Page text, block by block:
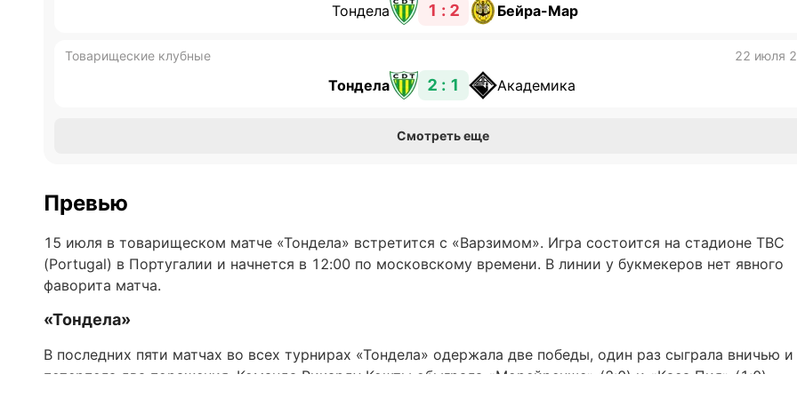
Тондела 1 : 2 Бейра-Мар
Товарищеские клубные 22 июля
Тондела 2 : 1 Академика
Смотреть еще
Превью
15 июля в товарищеском матче «Тондела» встретится с «Варзимом». Игра состоится на стадионе TBC
(Portugal) в Португалии и начнется в 12:00 по московскому времени. В линии у букмекеров нет явного
фаворита матча.
«Тондела»
В последних пяти матчах во всех турнирах «Тондела» одержала две победы, один раз сыграла вничью и
потерпела два поражения. Команда Рикарду Кошты обыграла «Морейренше» (2:0) и «Каса Пия» (1:0),